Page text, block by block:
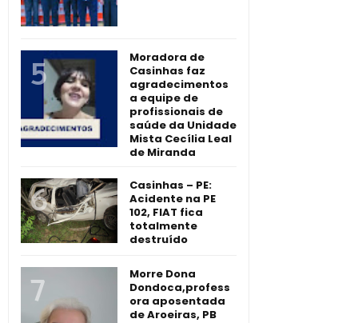
Moradora de
Casinhas faz
agradecimentos
a equipe de
profissionais de
saúde da Unidade
Mista Cecília Leal
de Miranda
Casinhas – PE:
Acidente na PE
102, FIAT fica
totalmente
destruído
Morre Dona
Dondoca,profess
ora aposentada
de Aroeiras, PB